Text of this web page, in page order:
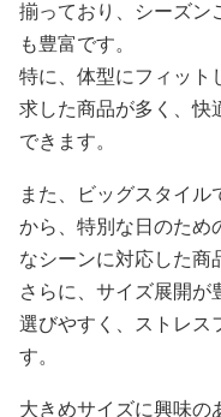
揃っており、シーズン
も豊富です。
特に、体型にフィット
求した商品が多く、快
できます。
また、ビッグスタイ
から、特別な日のため
なシーンに対応した商
さらに、サイズ展開が
選びやすく、ストレス
す。
大きめサイズに興味の